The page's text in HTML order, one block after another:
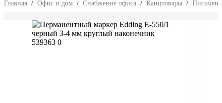
Главная / Офис и дом / Снабжение офиса / Канцтовары /